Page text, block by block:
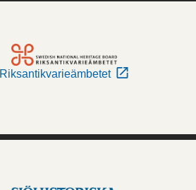
Riksantikvarieämbetet